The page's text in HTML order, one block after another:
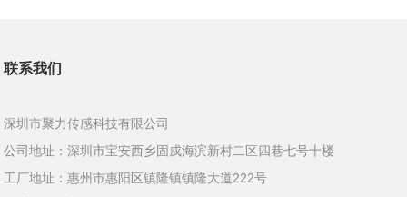
联系我们
深圳市聚力传感科技有限公司
公司地址：深圳市宝安西乡固戍海滨新村二区四巷七号十楼
工厂地址：惠州市惠阳区镇隆镇镇隆大道222号